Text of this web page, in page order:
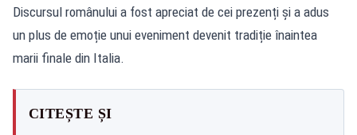
Discursul românului a fost apreciat de cei prezenți și a adus
un plus de emoție unui eveniment devenit tradiție înaintea
marii finale din Italia.
CITEȘTE ȘI